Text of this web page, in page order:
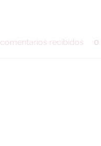
comentarios recibidos 0